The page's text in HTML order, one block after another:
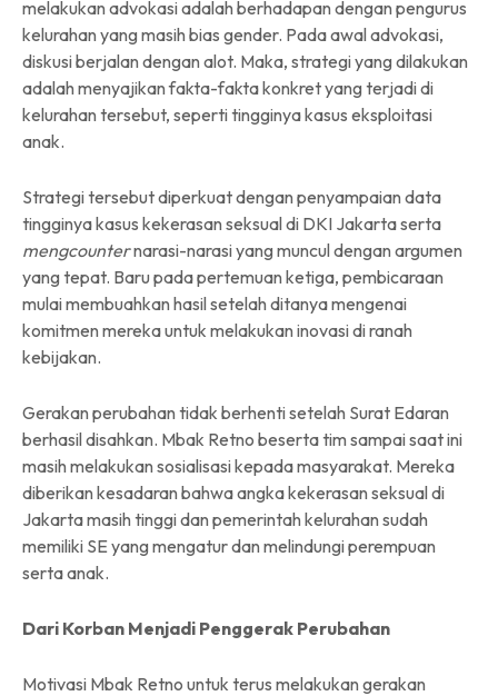
melakukan advokasi adalah berhadapan dengan pengurus
kelurahan yang masih bias gender. Pada awal advokasi,
diskusi berjalan dengan alot. Maka, strategi yang dilakukan
adalah menyajikan fakta-fakta konkret yang terjadi di
kelurahan tersebut, seperti tingginya kasus eksploitasi
anak.
Strategi tersebut diperkuat dengan penyampaian data
tingginya kasus kekerasan seksual di DKI Jakarta serta
mengcounternarasi-narasi yang muncul dengan argumen
yang tepat. Baru pada pertemuan ketiga, pembicaraan
mulai membuahkan hasil setelah ditanya mengenai
komitmen mereka untuk melakukan inovasi di ranah
kebijakan.
Gerakan perubahan tidak berhenti setelah Surat Edaran
berhasil disahkan. Mbak Retno beserta tim sampai saat ini
masih melakukan sosialisasi kepada masyarakat. Mereka
diberikan kesadaran bahwa angka kekerasan seksual di
Jakarta masih tinggi dan pemerintah kelurahan sudah
memiliki SE yang mengatur dan melindungi perempuan
serta anak.
Dari Korban Menjadi Penggerak Perubahan
Motivasi Mbak Retno untuk terus melakukan gerakan